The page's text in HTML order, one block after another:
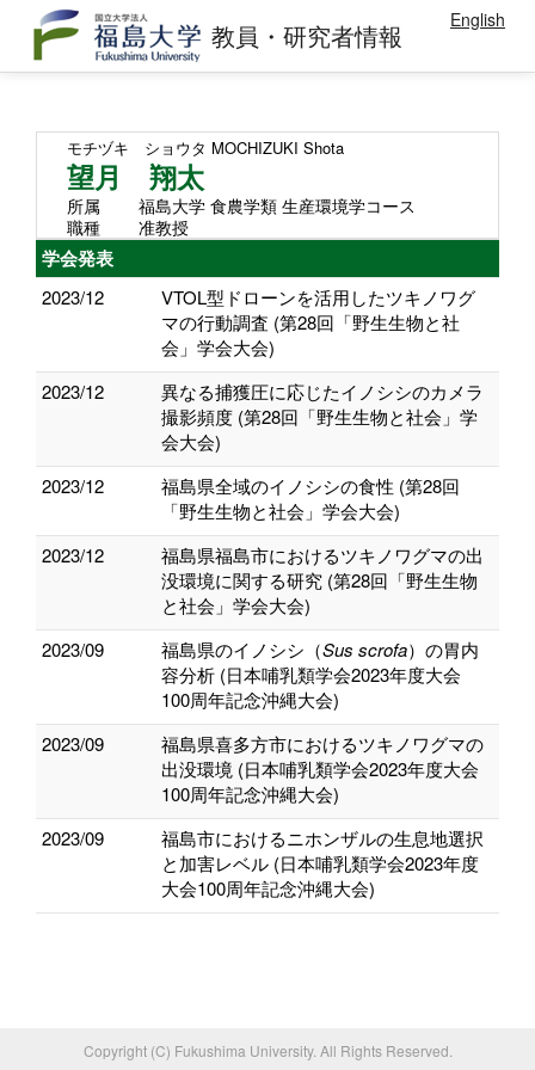
教員・研究者情報 English
モチヅキ ショウタ MOCHIZUKI Shota
望月 翔太
所属
福島大学 食農学類 生産環境学コース
職種
准教授
学会発表
2023/12
VTOL型ドローンを活用したツキノワグ
マの行動調査 (第28回「野生生物と社
会」学会大会)
2023/12
異なる捕獲圧に応じたイノシシのカメラ
撮影頻度 (第28回「野生生物と社会」学
会大会)
2023/12
福島県全域のイノシシの食性 (第28回
「野生生物と社会」学会大会)
2023/12
福島県福島市におけるツキノワグマの出
没環境に関する研究 (第28回「野生生物
と社会」学会大会)
2023/09
福島県のイノシシ（Sus scrofa）の胃内
容分析 (日本哺乳類学会2023年度大会
100周年記念沖縄大会)
2023/09
福島県喜多方市におけるツキノワグマの
出没環境 (日本哺乳類学会2023年度大会
100周年記念沖縄大会)
2023/09
福島市におけるニホンザルの生息地選択
と加害レベル (日本哺乳類学会2023年度
大会100周年記念沖縄大会)
Copyright (C) Fukushima University. All Rights Reserved.